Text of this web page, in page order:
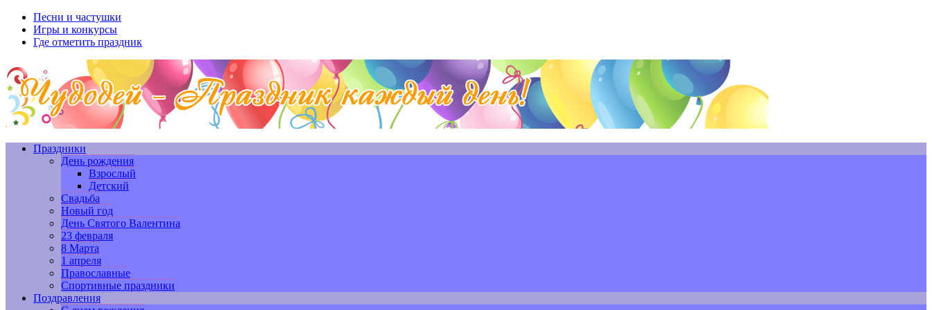
Песни и частушки
Игры и конкурсы
Где отметить праздник
Праздники
День рождения
Взрослый
Детский
Свадьба
Новый год
День Святого Валентина
23 февраля
8 Марта
1 апреля
Православные
Спортивные праздники
Поздравления